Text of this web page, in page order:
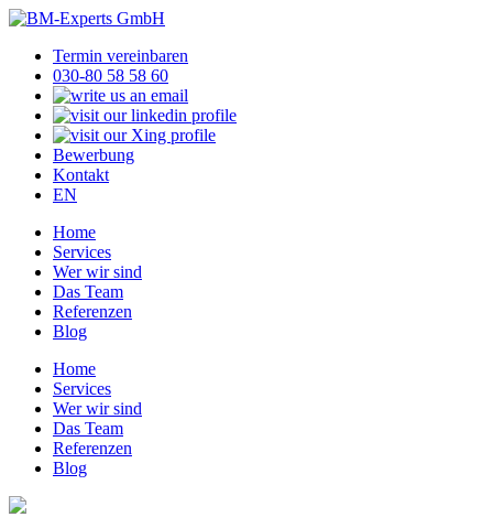
Termin vereinbaren
030-80 58 58 60
Bewerbung
Kontakt
EN
Home
Services
Wer wir sind
Das Team
Referenzen
Blog
Home
Services
Wer wir sind
Das Team
Referenzen
Blog